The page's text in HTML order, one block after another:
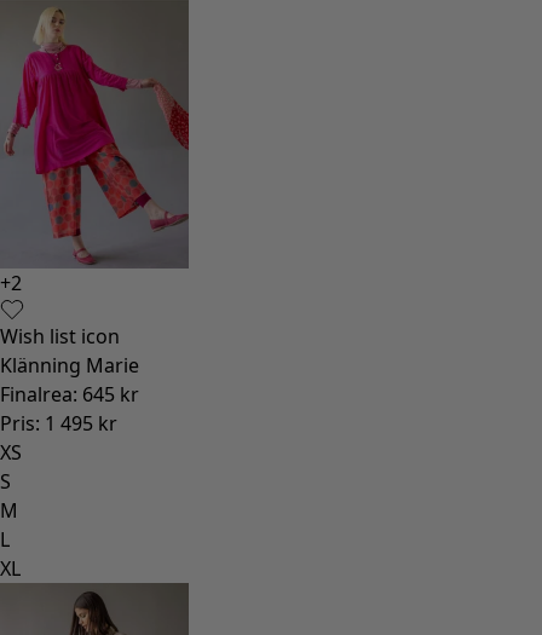
+2
Wish list icon
Klänning Marie
Finalrea: 645 kr
Pris: 1 495 kr
XS
S
M
L
XL